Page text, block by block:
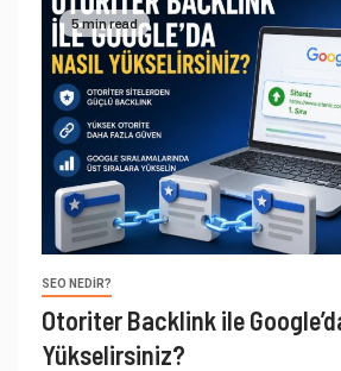
5 min read
SEO NEDIR?
Otoriter Backlink ile
Yükselirsiniz?